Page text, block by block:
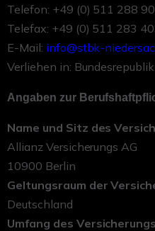
Telefon: +49 (0) 511 288
Telefax: +49 (0) 511 283
E-Mail: info@stbk-
Verliehen in:
Angaben zur
Name und Sitz des
Allianz Versicherungs AG
10900 Berlin
Geltungsraum der
Deutschland
Umfang des